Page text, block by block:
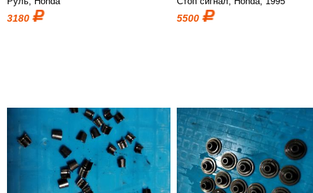
3180 5500